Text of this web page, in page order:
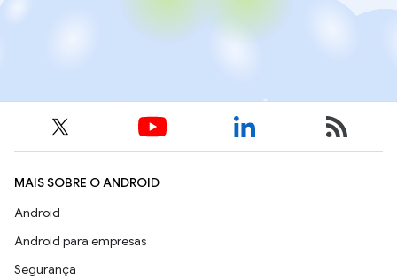
MAIS SOBRE O ANDROID
Android
Android para empresas
Segurança